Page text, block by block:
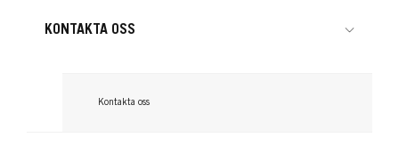
KONTAKTA OSS
Kontakta oss